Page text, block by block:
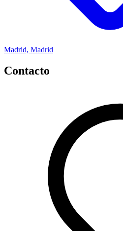
Madrid, Madrid
Contacto